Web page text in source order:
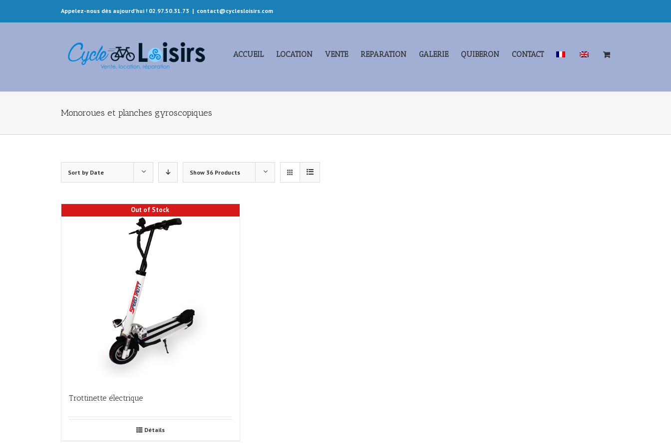
Appelez-nous dès aujourd'hui ! 02.97.50.31.73 | contact@cyclesloisirs.com
ACCUEIL LOCATION VENTE REPARATION GALERIE QUIBERON CONTACT
Monoroues et planches gyroscopiques
Sort by Date Show 36 Products
Out of Stock
Trottinette électrique
Détails